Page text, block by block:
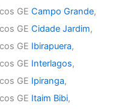
GECampo Grande,
GECidade Jardim,
GE Ibirapuera,
GE Interlagos,
GE Ipiranga,
GE Itaim Bibi,